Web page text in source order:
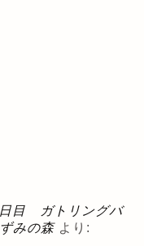
日目 ガトリングバ
みの森 より: